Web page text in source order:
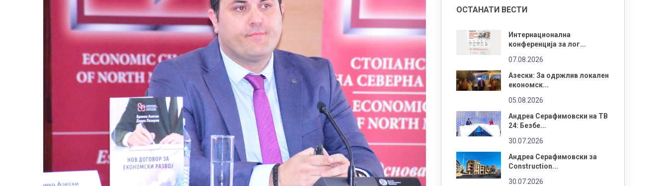
ОСТАНАТИ ВЕСТИ
Интернационална
конференција за лог...
07.08.2026
Азески: За одржлив локален
економск...
05.08.2026
Андреа Серафимовски на ТВ
24: Безбе...
30.07.2026
Андреа Серафимовски за
Construction...
30.07.2026